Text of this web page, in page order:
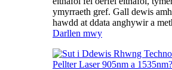
ymyrraeth gref. Gall dewis
hawdd at ddata anghywir a
Darllen mwy